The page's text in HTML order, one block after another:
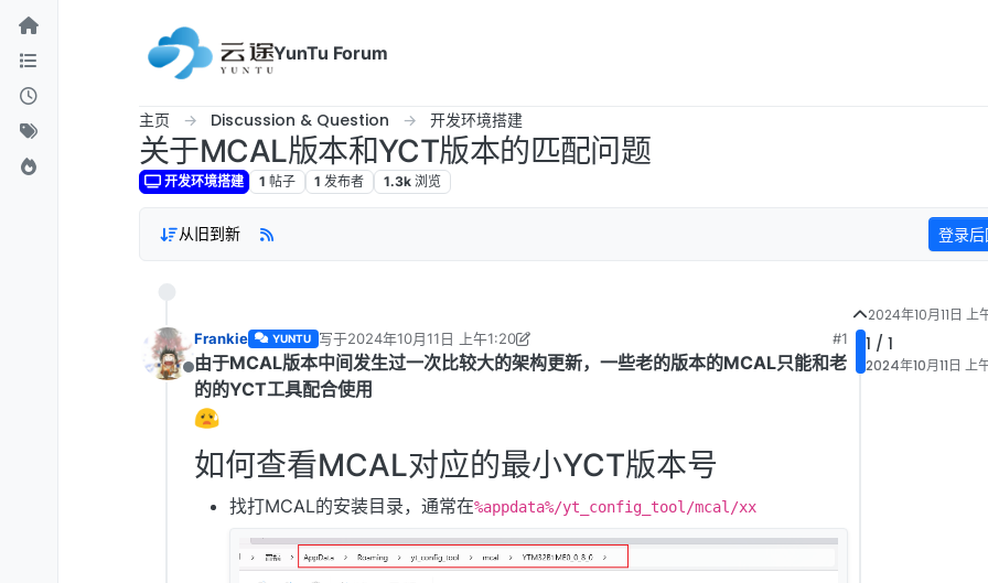
跳转至内容
YunTu Forum
主页 Discussion & Question 开发环境搭建
关于MCAL版本和YCT版本的匹配问题
开发环境搭建 1 帖子 1 发布者 1.3k 浏览
从旧到新 登录后
离线
Frankie YUNTU 写于2024年10月11日 上午1:20
最后由 Frankie 编辑 2024年10月11日 上午9:20
#1
由于MCAL版本中间发生过一次比较大的架构更新，一些老的版本的MCAL只能和老
的的YCT工具配合使用
如何查看MCAL对应的最小YCT版本号
找打MCAL的安装目录，通常在%appdata%/yt_config_tool/mcal/xx
2024年10月11日 上
1 / 1
2024年10月11日 上